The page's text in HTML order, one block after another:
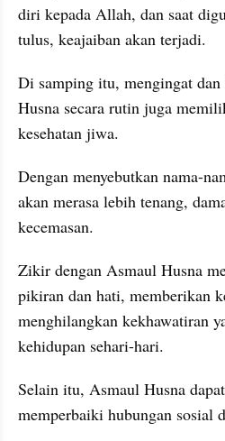
diri kepada Allah, dan saat
tulus, keajaiban akan terjadi.
Di samping itu, mengingat
Husna secara rutin juga
kesehatan jiwa.
Dengan menyebutkan nama-
akan merasa lebih tenang,
kecemasan.
Zikir dengan Asmaul Husna
pikiran dan hati, memberikan
menghilangkan kekhawatiran
kehidupan sehari-hari.
Selain itu, Asmaul Husna
memperbaiki hubungan sosial